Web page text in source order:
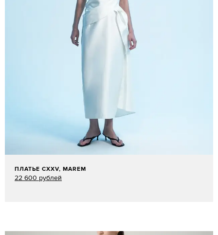
ПЛАТЬЕ CXXV, MAREM
22 600 рублей